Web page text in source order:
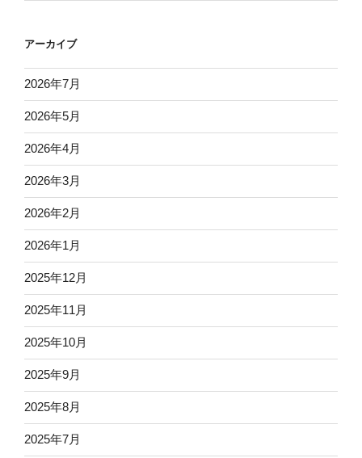
アーカイブ
2026年7月
2026年5月
2026年4月
2026年3月
2026年2月
2026年1月
2025年12月
2025年11月
2025年10月
2025年9月
2025年8月
2025年7月